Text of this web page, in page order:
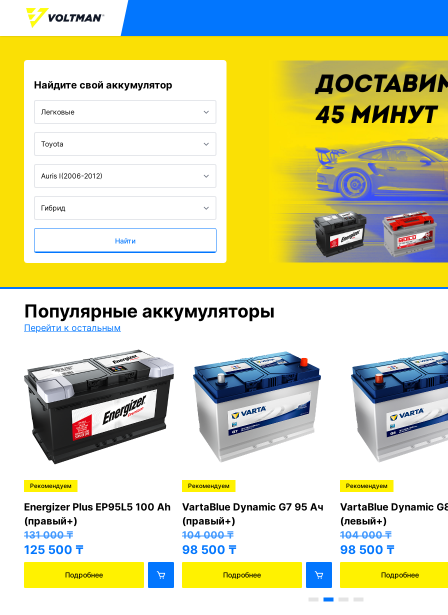
Найдите свой аккумулятор
Найти
Популярные аккумуляторы
Перейти к остальным
Рекомендуем
Energizer Plus EP95L5 100 Ah
(правый+)
131 000₸
125 500 ₸
Подробнее
Рекомендуем
VartaBlue Dynamic G7 95 Ач
(правый+)
104 000₸
98 500 ₸
Подробнее
Рекомендуем
VartaBlue Dynamic
(левый+)
104 000₸
98 500 ₸
Подробнее